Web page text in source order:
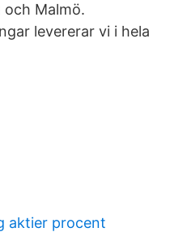
Malmö.
levererar vi i hela
aktier procent